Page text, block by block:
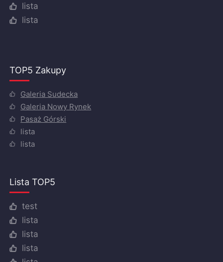
lista
lista
TOP5 Zakupy
Galeria Sudecka
Galeria Nowy Rynek
Pasaż Górski
lista
lista
Lista TOP5
test
lista
lista
lista